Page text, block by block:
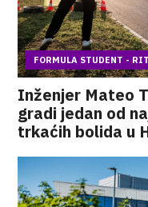
FORMULA STUDENT -
Inženjer Mateo
gradi jedan od
trkaćih bolida u